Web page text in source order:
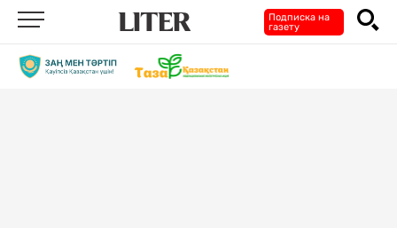
Подписка на
газету